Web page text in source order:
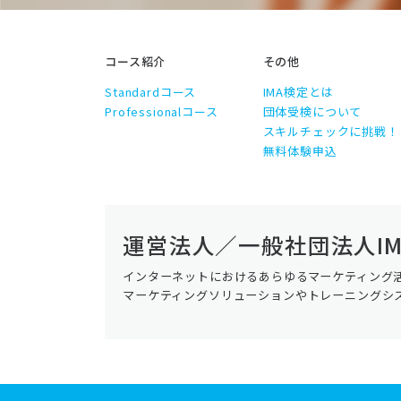
コース紹介
Standardコース
Professionalコース
その他
IMA検定とは
団体受検について
スキルチェックに挑戦！
無料体験申込
運営法人／一般社団法人
インターネットにおけるあらゆるマーケティン
マーケティングソリューションやトレーニング